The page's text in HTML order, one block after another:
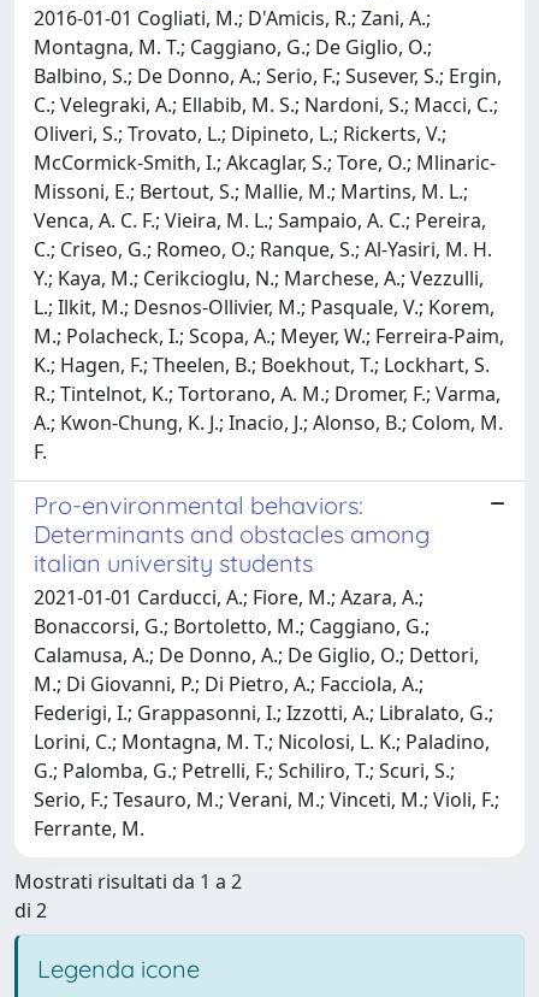
2016-01-01 Cogliati, M.; D'Amicis, R.; Zani, A.;
Montagna, M. T.; Caggiano, G.; De Giglio, O.;
Balbino, S.; De Donno, A.; Serio, F.; Susever, S.; Ergin,
C.; Velegraki, A.; Ellabib, M. S.; Nardoni, S.; Macci, C.;
Oliveri, S.; Trovato, L.; Dipineto, L.; Rickerts, V.;
McCormick-Smith, I.; Akcaglar, S.; Tore, O.; Mlinaric-
Missoni, E.; Bertout, S.; Mallie, M.; Martins, M. L.;
Venca, A. C. F.; Vieira, M. L.; Sampaio, A. C.; Pereira,
C.; Criseo, G.; Romeo, O.; Ranque, S.; Al-Yasiri, M. H.
Y.; Kaya, M.; Cerikcioglu, N.; Marchese, A.; Vezzulli,
L.; Ilkit, M.; Desnos-Ollivier, M.; Pasquale, V.; Korem,
M.; Polacheck, I.; Scopa, A.; Meyer, W.; Ferreira-Paim,
K.; Hagen, F.; Theelen, B.; Boekhout, T.; Lockhart, S.
R.; Tintelnot, K.; Tortorano, A. M.; Dromer, F.; Varma,
A.; Kwon-Chung, K. J.; Inacio, J.; Alonso, B.; Colom, M.
F.
Pro-environmental behaviors:
Determinants and obstacles among
italian university students
2021-01-01 Carducci, A.; Fiore, M.; Azara, A.;
Bonaccorsi, G.; Bortoletto, M.; Caggiano, G.;
Calamusa, A.; De Donno, A.; De Giglio, O.; Dettori,
M.; Di Giovanni, P.; Di Pietro, A.; Facciola, A.;
Federigi, I.; Grappasonni, I.; Izzotti, A.; Libralato, G.;
Lorini, C.; Montagna, M. T.; Nicolosi, L. K.; Paladino,
G.; Palomba, G.; Petrelli, F.; Schiliro, T.; Scuri, S.;
Serio, F.; Tesauro, M.; Verani, M.; Vinceti, M.; Violi, F.;
Ferrante, M.
Mostrati risultati da 1 a 2
di 2
Legenda icone